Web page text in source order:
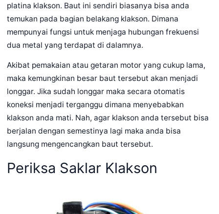
platina klakson. Baut ini sendiri biasanya bisa anda
temukan pada bagian belakang klakson. Dimana
mempunyai fungsi untuk menjaga hubungan frekuensi
dua metal yang terdapat di dalamnya.
Akibat pemakaian atau getaran motor yang cukup lama,
maka kemungkinan besar baut tersebut akan menjadi
longgar. Jika sudah longgar maka secara otomatis
koneksi menjadi terganggu dimana menyebabkan
klakson anda mati. Nah, agar klakson anda tersebut bisa
berjalan dengan semestinya lagi maka anda bisa
langsung mengencangkan baut tersebut.
Periksa Saklar Klakson